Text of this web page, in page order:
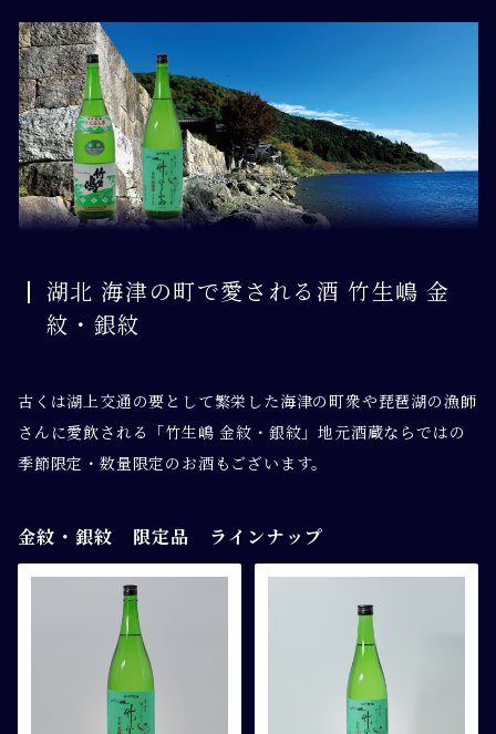
湖北 海津の町で愛される酒 竹生嶋 金
紋・銀紋
古くは湖上交通の要として繁栄した海津の町衆や琵琶湖の漁師
さんに愛飲される「竹生嶋 金紋・銀紋」地元酒蔵ならではの
季節限定・数量限定のお酒もございます。
金紋・銀紋 限定品 ラインナップ